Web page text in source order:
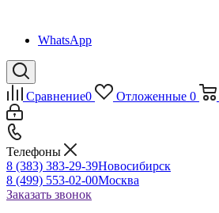
WhatsApp
Сравнение0 Отложенные 0
Телефоны
8 (383) 383-29-39Новосибирск
8 (499) 553-02-00Москва
Заказать звонок